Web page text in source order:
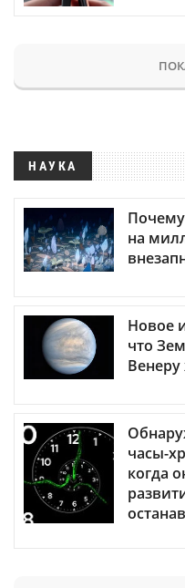
НАУКА
на
Новое
что
часы-
когда